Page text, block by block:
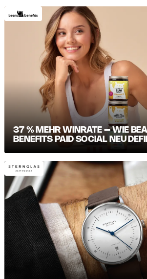
37 % MEHR WINRATE – WIE
BENEFITS PAID SOCIAL NEU